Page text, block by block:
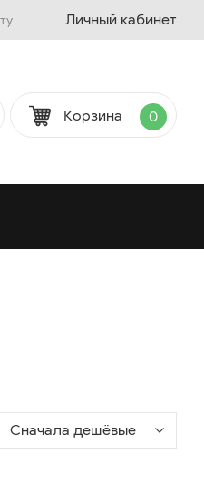
Личный кабинет
Корзина 0
Сначала дешёвые